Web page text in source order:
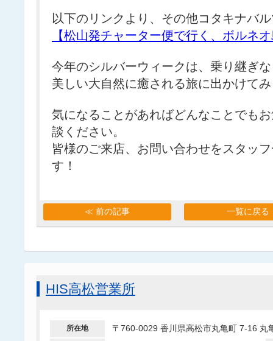
以下のリンクより、その他コタキナバ
【松山発チャーター便で行く、ボルネ
今年のシルバーウィークは、乗り継ぎ
美しい大自然に癒される旅に出かけて
気になることがあればどんなことでも
談ください。
皆様のご来店、お問い合わせをスタッ
す！
≪ 前の記事 一覧に戻る
HIS高松営業所
所在地 〒760-0029 香川県高松市丸亀町 7-16 丸